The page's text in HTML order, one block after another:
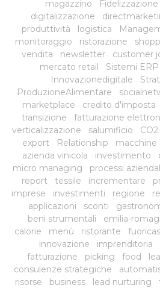
magazzino
Fidelizzazione
digitalizzazione
produttività
logistica
monitoraggio
ristorazione
vendita
newsletter customer
mercato retail
Sistemi ERP
Innovazionedigitale
ProduzioneAlimentare
marketplace
credito d'imposta
transizione
fatturazione
verticalizzazione
salumificio CO2
export
Relationship macchine
azienda vinicola
investimento
micro managing
processi
report
tessile incrementare
imprese
investimenti regione
applicazioni
sconti
beni strumentali
emilia-
calorie
menù ristorante
innovazione
imprenditoria
fatturazione
picking food
consulenze strategiche
risorse
business lead nurturing